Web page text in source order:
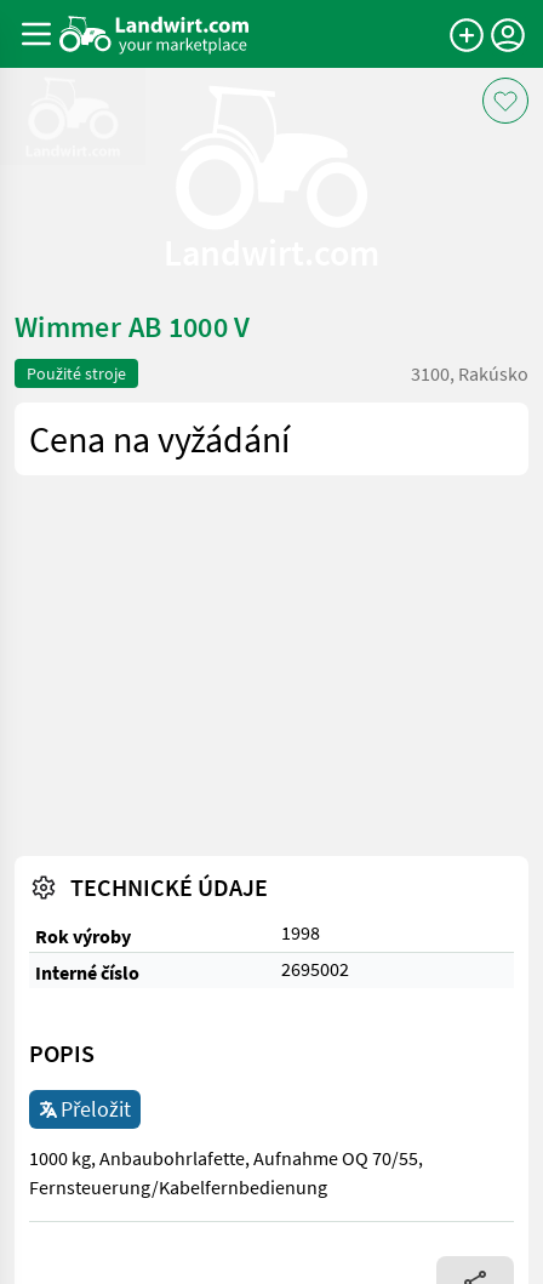
Wimmer AB 1000 V
Použité stroje 3100, Rakúsko
Cena na vyžádání
TECHNICKÉ ÚDAJE
Rok výroby
1998
Interné číslo
2695002
POPIS
Přeložit
1000 kg, Anbaubohrlafette, Aufnahme OQ 70/55,
Fernsteuerung/Kabelfernbedienung
1000 kg, Anbaubohrlafette, Aufnahme OQ 70/55,